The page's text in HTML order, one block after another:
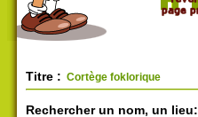
Titre : Cortège foklorique
Rechercher un nom, un lieu: